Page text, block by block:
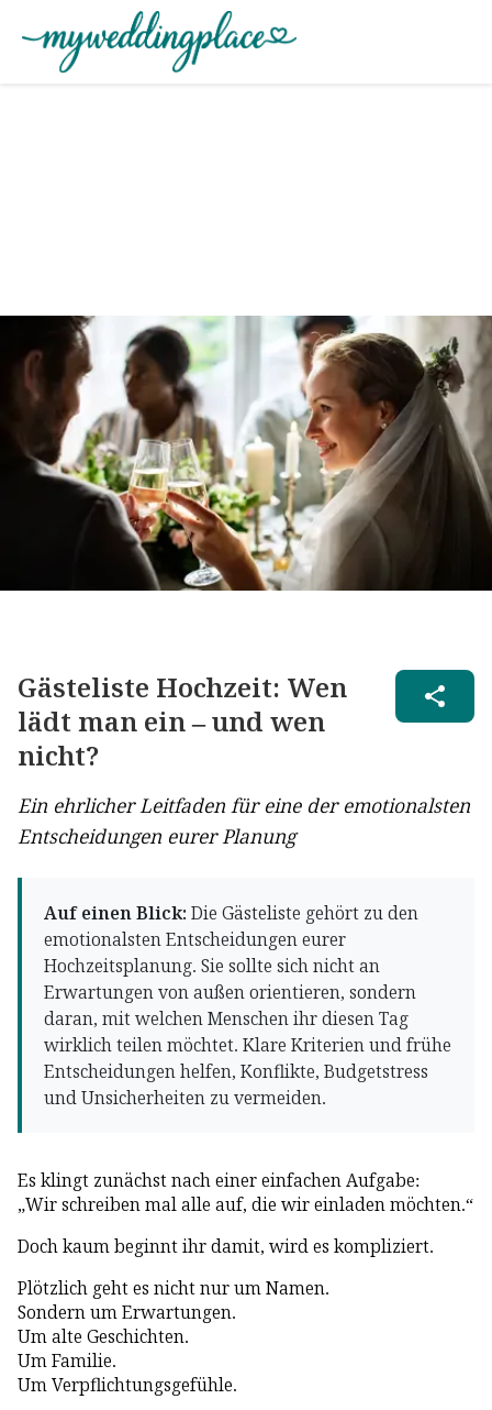
Gästeliste Hochzeit: Wen
lädt man ein – und wen
nicht?
Ein ehrlicher Leitfaden für eine der emotionalsten
Entscheidungen eurer Planung
Auf einen Blick: Die Gästeliste gehört zu den
emotionalsten Entscheidungen eurer
Hochzeitsplanung. Sie sollte sich nicht an
Erwartungen von außen orientieren, sondern
daran, mit welchen Menschen ihr diesen Tag
wirklich teilen möchtet. Klare Kriterien und frühe
Entscheidungen helfen, Konflikte, Budgetstress
und Unsicherheiten zu vermeiden.
Es klingt zunächst nach einer einfachen Aufgabe:
„Wir schreiben mal alle auf, die wir einladen möchten.“
Doch kaum beginnt ihr damit, wird es kompliziert.
Plötzlich geht es nicht nur um Namen.
Sondern um Erwartungen.
Um alte Geschichten.
Um Familie.
Um Verpflichtungsgefühle.